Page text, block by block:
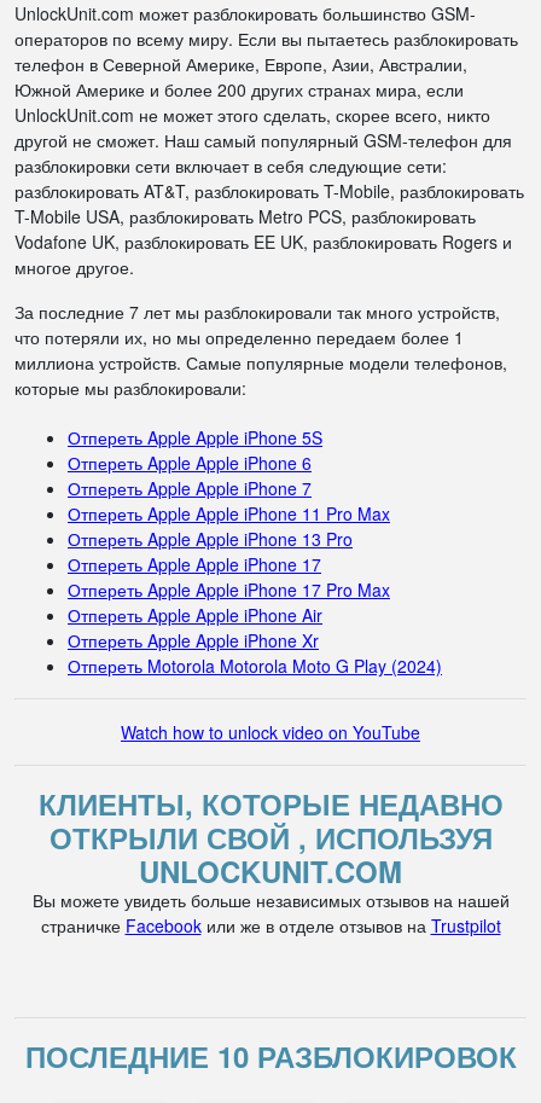
UnlockUnit.com может разблокировать большинство GSM-
операторов по всему миру. Если вы пытаетесь разблокировать
телефон в Северной Америке, Европе, Азии, Австралии,
Южной Америке и более 200 других странах мира, если
UnlockUnit.com не может этого сделать, скорее всего, никто
другой не сможет. Наш самый популярный GSM-телефон для
разблокировки сети включает в себя следующие сети:
разблокировать AT&T, разблокировать T-Mobile, разблокировать
T-Mobile USA, разблокировать Metro PCS, разблокировать
Vodafone UK, разблокировать EE UK, разблокировать Rogers и
многое другое.
За последние 7 лет мы разблокировали так много устройств,
что потеряли их, но мы определенно передаем более 1
миллиона устройств. Самые популярные модели телефонов,
которые мы разблокировали:
Отпереть Apple Apple iPhone 5S
Отпереть Apple Apple iPhone 6
Отпереть Apple Apple iPhone 7
Отпереть Apple Apple iPhone 11 Pro Max
Отпереть Apple Apple iPhone 13 Pro
Отпереть Apple Apple iPhone 17
Отпереть Apple Apple iPhone 17 Pro Max
Отпереть Apple Apple iPhone Air
Отпереть Apple Apple iPhone Xr
Отпереть Motorola Motorola Moto G Play (2024)
Watch how to unlock video on YouTube
КЛИЕНТЫ, КОТОРЫЕ НЕДАВНО
ОТКРЫЛИ СВОЙ , ИСПОЛЬЗУЯ
UNLOCKUNIT.COM
Вы можете увидеть больше независимых отзывов на нашей
страничке Facebookили же в отделе отзывов на Trustpilot
ПОСЛЕДНИЕ 10 РАЗБЛОКИРОВОК